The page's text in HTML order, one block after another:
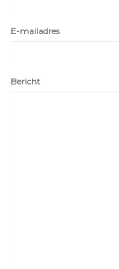
E-mailadres
Bericht